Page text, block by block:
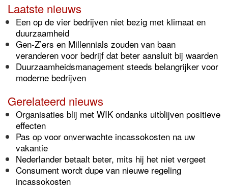
Laatste nieuws
Een op de vier bedrijven niet bezig met klimaat en
duurzaamheid
Gen-Z’ers en Millennials zouden van baan
veranderen voor bedrijf dat beter aansluit bij waarden
Duurzaamheidsmanagement steeds belangrijker voor
moderne bedrijven
Gerelateerd nieuws
Organisaties blij met WIK ondanks uitblijven positieve
effecten
Pas op voor onverwachte incassokosten na uw
vakantie
Nederlander betaalt beter, mits hij het niet vergeet
Consument wordt dupe van nieuwe regeling
incassokosten